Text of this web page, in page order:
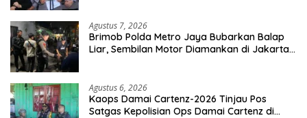
Agustus 7, 2026
Brimob Polda Metro Jaya Bubarkan Balap
Liar, Sembilan Motor Diamankan di Jakarta
Agustus 6, 2026
Kaops Damai Cartenz-2026 Tinjau Pos
Satgas Kepolisian Ops Damai Cartenz di